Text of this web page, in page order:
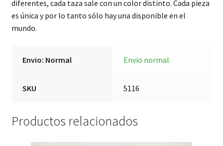
diferentes, cada taza sale con un color distinto. Cada pieza
es única y por lo tanto sólo hay una disponible en el
mundo.
Envio: Normal Envio normal.
SKU 5116
Productos relacionados